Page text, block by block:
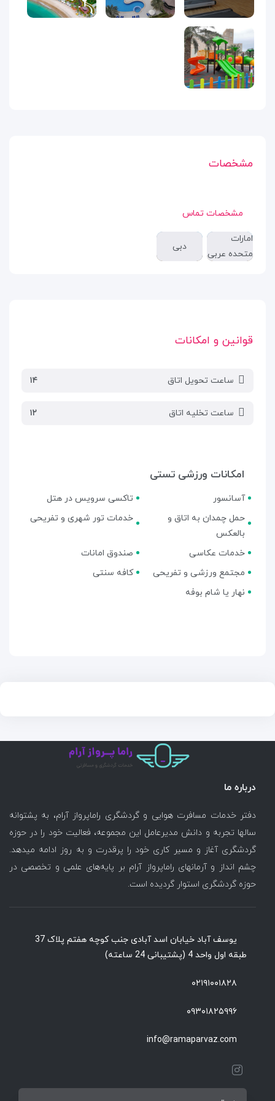
مشخصات
مشخصات تماس
امارات
متحده عربی
دبی
قوانین و امکانات
ساعت تحویل اتاق ۱۴
ساعت تخلیه اتاق ۱۲
امکانات ورزشی تستی
آسانسور
تاکسی سرویس در هتل
حمل چمدان به اتاق و
بالعکس
خدمات تور شهری و تفریحی
خدمات عکاسی
صندوق امانات
مجتمع ورزشی و تفریحی
کافه سنتی
نهار یا شام بوفه
درباره ما
دفتر خدمات مسافرت هوایی و گردشگری راماپرواز آرام، به پشتوانه
سالها تجربه و دانش مدیرعامل این مجموعه، فعالیت خود را در حوزه
گردشگری آغاز و مسیر کاری خود را پرقدرت و به روز ادامه میدهد.
چشم انداز و آرمانهای راماپرواز آرام بر پایه‌های علمی و تخصصی در
حوزه گردشگری استوار گردیده است.
یوسف آباد خیابان اسد آبادی جنب کوچه هفتم پلاک 37
طبقه اول واحد 4 (پشتیبانی 24 ساعته)
۰۲۱۹۱۰۰۱۸۲۸
۰۹۳۰۱۸۲۵۹۹۶
info@ramaparvaz.com